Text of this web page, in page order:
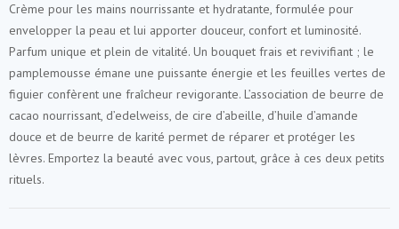
Crème pour les mains nourrissante et hydratante, formulée pour
envelopper la peau et lui apporter douceur, confort et luminosité.
Parfum unique et plein de vitalité. Un bouquet frais et revivifiant ; le
pamplemousse émane une puissante énergie et les feuilles vertes de
figuier confèrent une fraîcheur revigorante. L’association de beurre de
cacao nourrissant, d’edelweiss, de cire d’abeille, d’huile d’amande
douce et de beurre de karité permet de réparer et protéger les
lèvres. Emportez la beauté avec vous, partout, grâce à ces deux petits
rituels.